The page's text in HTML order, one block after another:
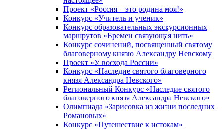
Проект «Россия – это родина моя!»
Конкурс «Учитель и ученик»
Конкурс образовательных экскурсионных
маршрутов «Времен связующая нить»
Конкурс сочинений, посвященный святому
благоверному князю Александру Невскому
Проект «У восхода России»
Конкурс «Наследие святого благоверного
князя Александра Невского»
Региональный Конкурс «Наследие святого
благоверного князя Александра Невского»
Олимпиада «Зарисовка из жизни последних
Романовых»
Конкурс «Путешествие к истокам»